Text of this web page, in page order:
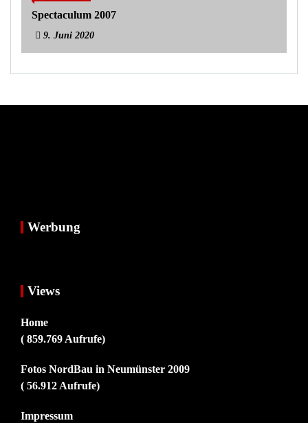
Spectaculum 2007
9. Juni 2020
Werbung
Views
Home
( 859.769 Aufrufe)
Fotos NordBau in Neumünster 2009
( 56.912 Aufrufe)
Impressum